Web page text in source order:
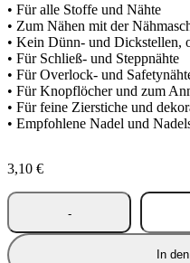
• Für alle Stoffe und Nähte
• Zum Nähen mit der
• Kein Dünn- und Dickstellen,
• Für Schließ- und Steppnähte
• Für Overlock- und
• Für Knopflöcher und zum
• Für feine Zierstiche und
• Empfohlene Nadel und
3,10 €
In